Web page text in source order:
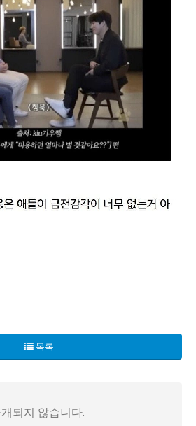
원은 벌 수 있을 줄 알았다"며 놀라
실이라면 미용업계로 나가는 것을
목록
되지 않습니다.